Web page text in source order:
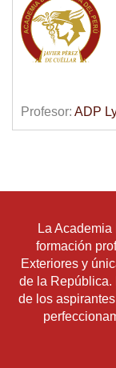
Profesor: ADP
La
formación
Exteriores y
de la República.
de los